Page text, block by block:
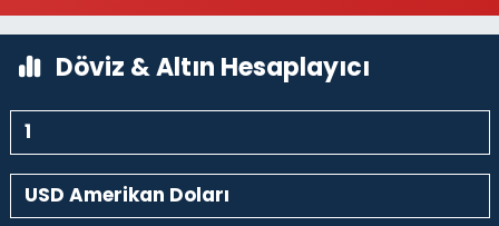
Döviz & Altın Hesaplayıcı